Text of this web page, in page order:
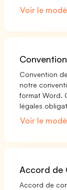
Voir le
Convention
notre
format Word.
légales
Voir le
Accord de
Accord de